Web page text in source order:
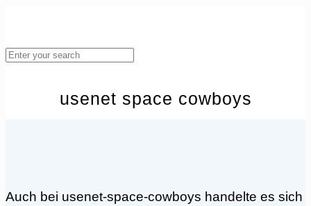
usenet space cowboys
Auch bei usenet-space-cowboys handelte es sich